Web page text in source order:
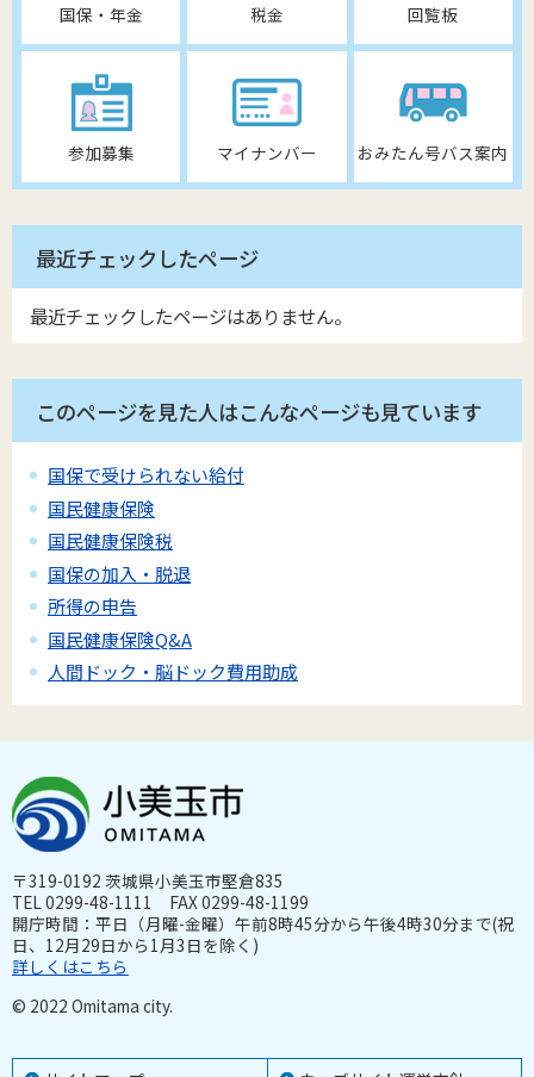
国保・年金 税金 回覧板
参加募集 マイナンバー おみたん号バス案内
最近チェックしたページ
最近チェックしたページはありません。
このページを見た人はこんなページも見ています
国保で受けられない給付
国民健康保険
国民健康保険税
国保の加入・脱退
所得の申告
国民健康保険Q&A
人間ドック・脳ドック費用助成
〒319-0192 茨城県小美玉市堅倉835
TEL 0299-48-1111 FAX 0299-48-1199
開庁時間：平日（月曜-金曜）午前8時45分から午後4時30分まで(祝
日、12月29日から1月3日を除く)
詳しくはこちら
© 2022 Omitama city.